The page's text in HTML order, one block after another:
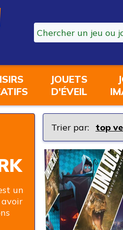
JOUETS
D'ÉVEIL
un
Trier par: top